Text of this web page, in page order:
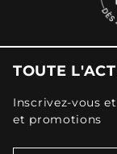
TOUTE
Inscrivez-vous
et promotions